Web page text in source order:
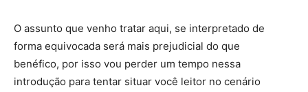
O assunto que venho tratar aqui, se interpretado de
forma equivocada será mais prejudicial do que
benéfico, por isso vou perder um tempo nessa
introdução para tentar situar você leitor no cenário